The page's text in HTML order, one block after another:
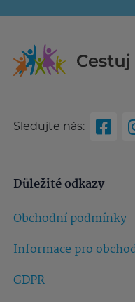
Sledujte nás:
Důležité odkazy
Obchodní podmínky
Informace pro
GDPR